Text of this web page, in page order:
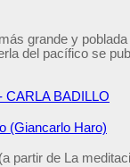
grande y poblada
del pacífico se
CARLA BADILLO
(Giancarlo Haro)
partir de La